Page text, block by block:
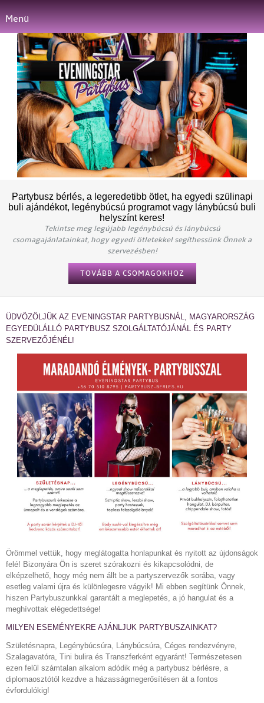
Menü
Partybusz bérlés, a legeredetibb ötlet, ha egyedi szülinapi
buli ajándékot, legénybúcsú programot vagy lánybúcsú buli
helyszínt keres!
Tekintse meg legújabb legénybúcsú és lánybúcsú
csomagajánlatainkat, hogy egyedi ötletekkel segíthessünk Önnek a
szervezésben!
TOVÁBB A CSOMAGOKHOZ
ÜDVÖZÖLJÜK AZ EVENINGSTAR PARTYBUSNÁL, MAGYARORSZÁG
EGYEDÜLÁLLÓ PARTYBUSZ SZOLGÁLTATÓJÁNÁL ÉS PARTY
SZERVEZŐJÉNÉL!
Örömmel vettük, hogy meglátogatta honlapunkat és nyitott az újdonságok
felé! Bizonyára Ön is szeret szórakozni és kikapcsolódni, de
elképzelhető, hogy még nem állt be a partyszervezők sorába, vagy
esetleg valami újra és különlegesre vágyik! Mi ebben segítünk Önnek,
hiszen Partybuszunkkal garantált a meglepetés, a jó hangulat és a
meghívottak elégedettsége!
MILYEN ESEMÉNYEKRE AJÁNLJUK PARTYBUSZAINKAT?
Születésnapra, Legénybúcsúra, Lánybúcsúra, Céges rendezvényre,
Szalagavatóra, Tini bulira és Transzferként egyaránt! Természetesen
ezen felül számtalan alkalom adódik még a partybusz bérlésre, a
diplomaosztótól kezdve a házasságmegerősítésen át a fontos
évfordulókig!